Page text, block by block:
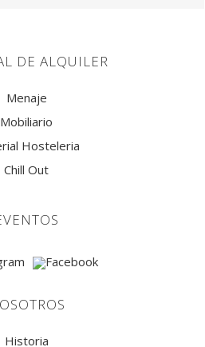
DE ALQUILER
Menaje
Mobiliario
Hosteleria
Chill Out
Historia